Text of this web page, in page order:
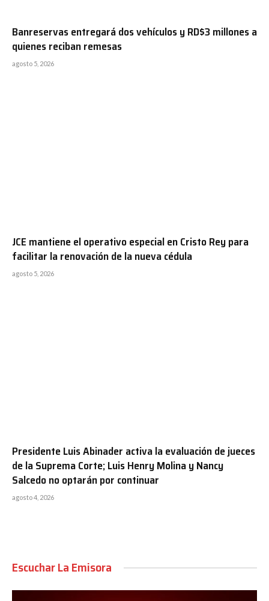
Banreservas entregará dos vehículos y RD$3 millones a
quienes reciban remesas
agosto 5, 2026
JCE mantiene el operativo especial en Cristo Rey para
facilitar la renovación de la nueva cédula
agosto 5, 2026
Presidente Luis Abinader activa la evaluación de jueces
de la Suprema Corte; Luis Henry Molina y Nancy
Salcedo no optarán por continuar
agosto 4, 2026
Escuchar La Emisora